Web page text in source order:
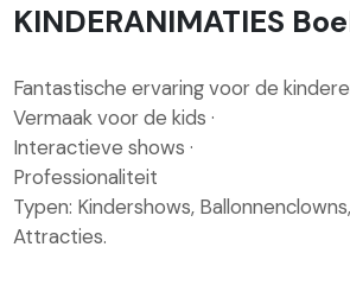
KINDERANIMATIES
Fantastische ervaring voor de
Vermaak voor de kids ·
Interactieve shows ·
Professionaliteit
Typen: Kindershows,
Attracties.